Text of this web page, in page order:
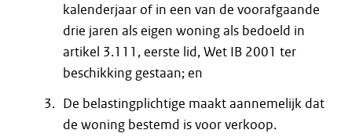
kalenderjaar of in een van de voorafgaande
drie jaren als eigen woning als bedoeld in
artikel 3.111, eerste lid, Wet IB 2001 ter
beschikking gestaan; en
De belastingplichtige maakt aannemelijk dat
de woning bestemd is voor verkoop.